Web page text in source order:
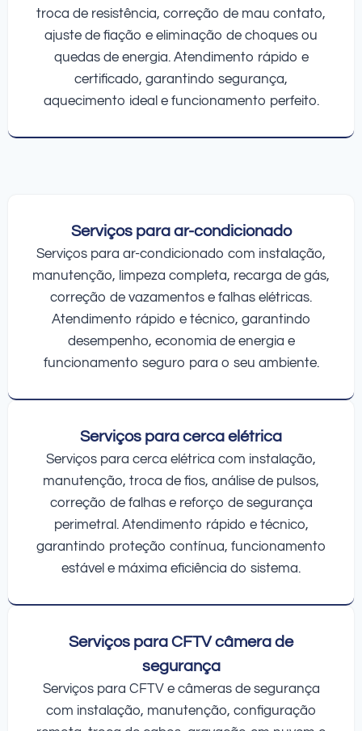
troca de resistência, correção de mau contato,
ajuste de fiação e eliminação de choques ou
quedas de energia. Atendimento rápido e
certificado, garantindo segurança,
aquecimento ideal e funcionamento perfeito.
Serviços para ar-condicionado
Serviços para ar-condicionado com instalação,
manutenção, limpeza completa, recarga de gás,
correção de vazamentos e falhas elétricas.
Atendimento rápido e técnico, garantindo
desempenho, economia de energia e
funcionamento seguro para o seu ambiente.
Serviços para cerca elétrica
Serviços para cerca elétrica com instalação,
manutenção, troca de fios, análise de pulsos,
correção de falhas e reforço de segurança
perimetral. Atendimento rápido e técnico,
garantindo proteção contínua, funcionamento
estável e máxima eficiência do sistema.
Serviços para CFTV câmera de
segurança
Serviços para CFTV e câmeras de segurança
com instalação, manutenção, configuração